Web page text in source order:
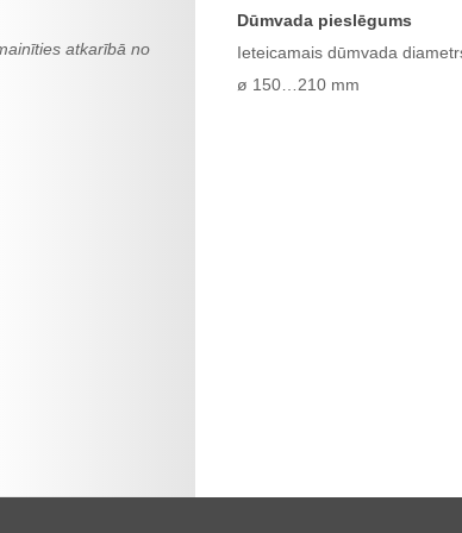
atkarībā no
Dūmvada pieslēgums
Ieteicamais dūmvada
ø 150…210 mm